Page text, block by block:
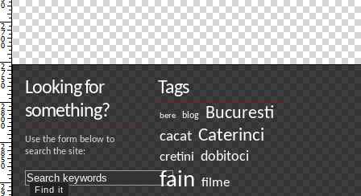
Looking for
something?
Use the form below to
search the site:
Tags
bere blog Bucuresti
cacat Caterinci
cretini dobitoci
fain filme